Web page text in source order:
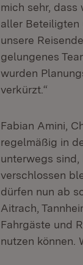
mich sehr,
aller Beteiligten
unsere
gelungenes
wurden
verkürzt.“
Fabian Amini,
regelmäßig in
unterwegs
verschlossen
dürfen nun ab
Aitrach,
Fahrgäste und
nutzen können.